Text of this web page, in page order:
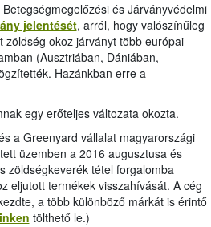
és Járványvédelmi
jelentését, arról, hogy valószínűleg
okoz járványt több európai
(Ausztriában, Dániában,
Hazánkban erre a
egy erőteljes változata okozta.
a Greenyard vállalat magyarországi
üzemben a 2016 augusztusa és
zöldségkeverék tétel forgalomba
eljutott termékek visszahívását. A cég
a több különböző márkát is érintő
tölthető le.)